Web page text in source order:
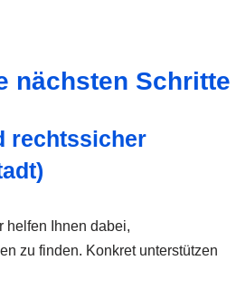
nächsten Schritte
rechtssicher
helfen Ihnen dabei,
zu finden. Konkret unterstützen